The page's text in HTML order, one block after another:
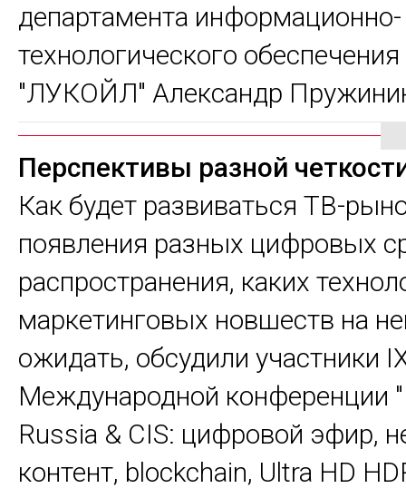
департамента информационно-
технологического
"ЛУКОЙЛ" Александр
Перспективы разной
Как будет развиваться ТВ-
появления разных цифровых
распространения, каких
маркетинговых новшеств на
ожидать, обсудили участники
Международной конференции
Russia & CIS: цифровой эфир,
контент, blockchain, Ultra HD